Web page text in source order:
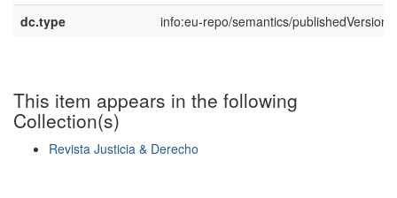
dc.type
info:eu-repo/semantics/publishedVersion
This item appears in the following
Collection(s)
Revista Justicia & Derecho